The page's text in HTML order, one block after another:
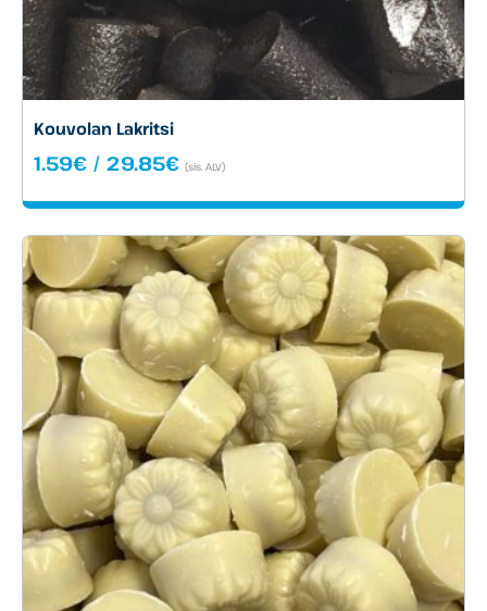
Kouvolan Lakritsi
1.59€ / 29.85€Hintaluokka:
-
(sis. ALV)